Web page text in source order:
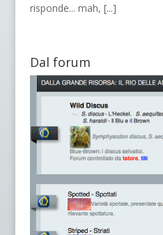
risponde... mah, [...]
Dal forum